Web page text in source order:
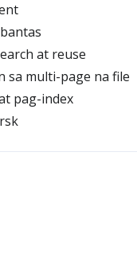
at reuse
sa multi-page na file
pag-index